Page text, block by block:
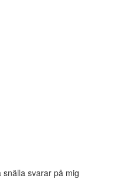
svarar på mig